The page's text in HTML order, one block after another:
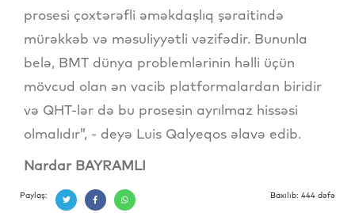
prosesi çoxtərəfli əməkdaşlıq şəraitində
mürəkkəb və məsuliyyətli vəzifədir. Bununla
belə, BMT dünya problemlərinin həlli üçün
mövcud olan ən vacib platformalardan biridir
və QHT-lər də bu prosesin ayrılmaz hissəsi
olmalıdır”, - deyə Luis Qalyeqos əlavə edib.
Nardar BAYRAMLI
Paylaş: Baxılıb: 444 dəfə